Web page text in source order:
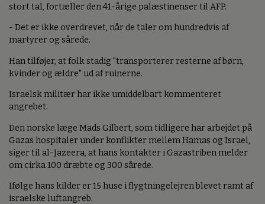
stort tal, fortæller den 41-årige palæstinenser til AFP.
- Det er ikke overdrevet, når de taler om hundredvis af
martyrer og sårede.
Han tilføjer, at folk stadig "transporterer resterne af børn,
kvinder og ældre" ud af ruinerne.
Israelsk militær har ikke umiddelbart kommenteret
angrebet.
Den norske læge Mads Gilbert, som tidligere har arbejdet på
Gazas hospitaler under konflikter mellem Hamas og Israel,
siger til al-Jazeera, at hans kontakter i Gazastriben melder
om cirka 100 dræbte og 300 sårede.
Ifølge hans kilder er 15 huse i flygtningelejren blevet ramt af
israelske luftangreb.